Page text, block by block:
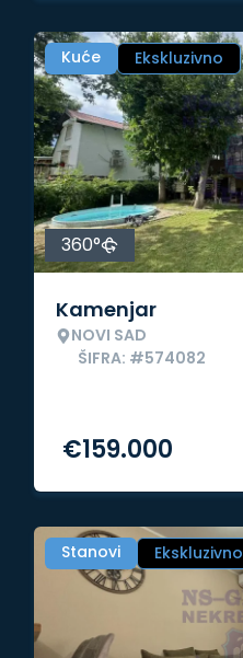
Kuće Ekskluzivno
360°
Kamenjar
NOVI SAD
ŠIFRA: #574082
€159.000
Stanovi Ekskluzivno